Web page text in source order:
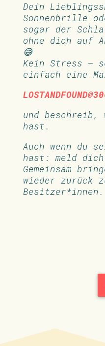
Dein
Sonnenbrille
sogar der
ohne dich auf
😅
Kein Stress –
einfach eine
und beschreib,
hast.
Auch wenn du
hast: meld
Gemeinsam
wieder zurück
Besitzer*innen.